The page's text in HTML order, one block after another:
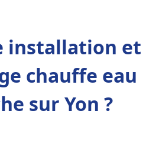
installation et
chauffe eau
sur Yon ?